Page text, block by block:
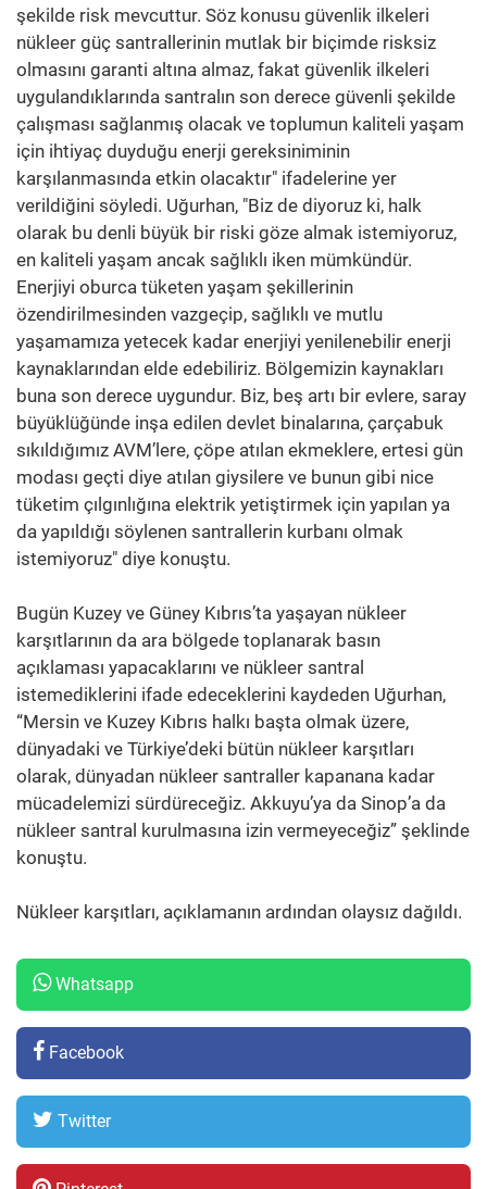
şekilde risk mevcuttur. Söz konusu güvenlik ilkeleri
nükleer güç santrallerinin mutlak bir biçimde risksiz
olmasını garanti altına almaz, fakat güvenlik ilkeleri
uygulandıklarında santralın son derece güvenli şekilde
çalışması sağlanmış olacak ve toplumun kaliteli yaşam
için ihtiyaç duyduğu enerji gereksiniminin
karşılanmasında etkin olacaktır" ifadelerine yer
verildiğini söyledi. Uğurhan, "Biz de diyoruz ki, halk
olarak bu denli büyük bir riski göze almak istemiyoruz,
en kaliteli yaşam ancak sağlıklı iken mümkündür.
Enerjiyi oburca tüketen yaşam şekillerinin
özendirilmesinden vazgeçip, sağlıklı ve mutlu
yaşamamıza yetecek kadar enerjiyi yenilenebilir enerji
kaynaklarından elde edebiliriz. Bölgemizin kaynakları
buna son derece uygundur. Biz, beş artı bir evlere, saray
büyüklüğünde inşa edilen devlet binalarına, çarçabuk
sıkıldığımız AVM’lere, çöpe atılan ekmeklere, ertesi gün
modası geçti diye atılan giysilere ve bunun gibi nice
tüketim çılgınlığına elektrik yetiştirmek için yapılan ya
da yapıldığı söylenen santrallerin kurbanı olmak
istemiyoruz" diye konuştu.
Bugün Kuzey ve Güney Kıbrıs’ta yaşayan nükleer
karşıtlarının da ara bölgede toplanarak basın
açıklaması yapacaklarını ve nükleer santral
istemediklerini ifade edeceklerini kaydeden Uğurhan,
“Mersin ve Kuzey Kıbrıs halkı başta olmak üzere,
dünyadaki ve Türkiye’deki bütün nükleer karşıtları
olarak, dünyadan nükleer santraller kapanana kadar
mücadelemizi sürdüreceğiz. Akkuyu’ya da Sinop’a da
nükleer santral kurulmasına izin vermeyeceğiz” şeklinde
konuştu.
Nükleer karşıtları, açıklamanın ardından olaysız dağıldı.
Whatsapp
Facebook
Twitter